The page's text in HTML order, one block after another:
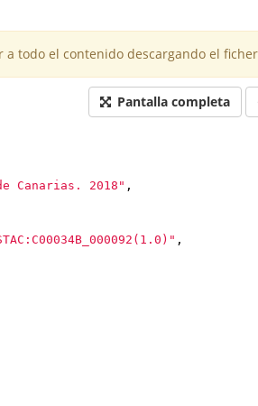
todo el contenido descargando el
Pantalla completa